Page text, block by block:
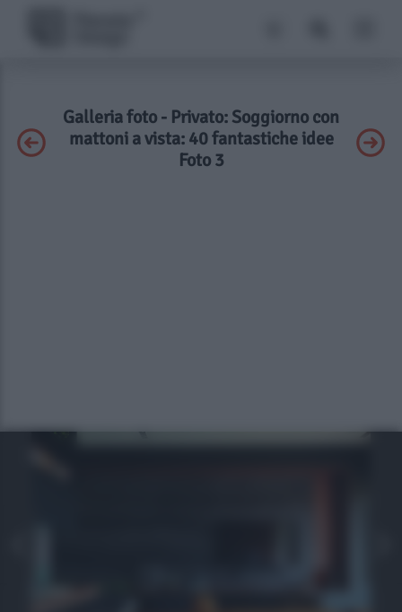
Galleria foto - Privato: Soggiorno con
mattoni a vista: 40 fantastiche idee
Foto 3